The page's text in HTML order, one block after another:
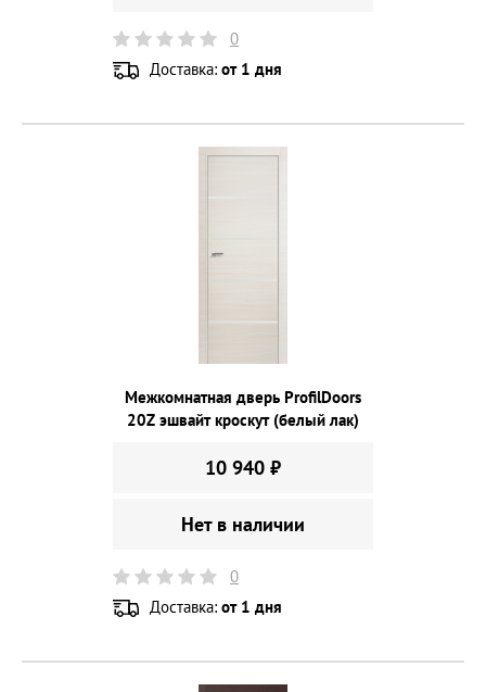
0
Доставка: от 1 дня
Межкомнатная дверь ProfilDoors
20Z эшвайт кроскут (белый лак)
10 940 ₽
Нет в наличии
0
Доставка: от 1 дня